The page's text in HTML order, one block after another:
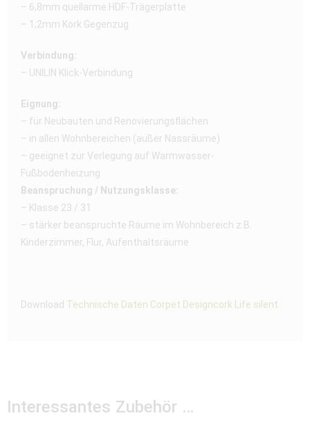
– 6,8mm quellarme HDF-Trägerplatte
– 1,2mm Kork Gegenzug
Verbindung:
– UNILIN Klick-Verbindung
Eignung:
– für Neubauten und Renovierungsflächen
– in allen Wohnbereichen (außer Nassräume)
– geeignet zur Verlegung auf Warmwasser-
Fußbodenheizung
Beanspruchung / Nutzungsklasse:
– Klasse 23 / 31
– stärker beanspruchte Räume im Wohnbereich z.B.
Kinderzimmer, Flur, Aufenthaltsräume
Download Technische Daten Corpet Designcork Life silent
Interessantes Zubehör …